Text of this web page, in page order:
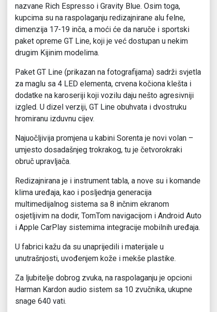
nazvane Rich Espresso i Gravity Blue. Osim toga,
kupcima su na raspolaganju redizajnirane alu felne,
dimenzija 17-19 inča, a moći će da naruče i sportski
paket opreme GT Line, koji je već dostupan u nekim
drugim Kijinim modelima.
Paket GT Line (prikazan na fotografijama) sadrži svjetla
za maglu sa 4 LED elementa, crvena kočiona klešta i
dodatke na karoseriji koji vozilu daju nešto agresivniji
izgled. U dizel verziji, GT Line obuhvata i dvostruku
hromiranu izduvnu cijev.
Najuočljivija promjena u kabini Sorenta je novi volan –
umjesto dosadašnjeg trokrakog, tu je četvorokraki
obruč upravljača.
Redizajnirana je i instrument tabla, a nove su i komande
klima uređaja, kao i posljednja generacija
multimedijalnog sistema sa 8 inčnim ekranom
osjetljivim na dodir, TomTom navigacijom i Android Auto
i Apple CarPlay sistemima integracije mobilnih uređaja.
U fabrici kažu da su unaprijedili i materijale u
unutrašnjosti, uvođenjem kože i mekše plastike.
Za ljubitelje dobrog zvuka, na raspolaganju je opcioni
Harman Kardon audio sistem sa 10 zvučnika, ukupne
snage 640 vati.